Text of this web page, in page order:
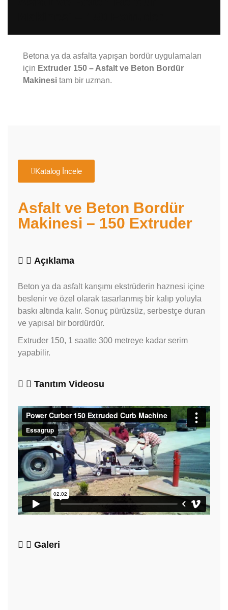
Betona ya da asfalta yapışan bordür uygulamaları
için Extruder 150 – Asfalt ve Beton Bordür
Makinesi tam bir uzman.
Katalog İncele
Asfalt ve Beton Bordür
Makinesi – 150 Extruder
Açıklama
Beton ya da asfalt karışımı ekstrüderin haznesi içine
beslenir ve özel olarak tasarlanmış bir kalıp yoluyla
baskı altında kalır. Sonuç pürüzsüz, serbestçe duran
ve yapısal bir bordürdür.
Extruder 150, 1 saatte 300 metreye kadar serim
yapabilir.
Tanıtım Videosu
Galeri